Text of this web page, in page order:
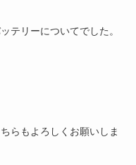
テリーについてでした。
らもよろしくお願いしま